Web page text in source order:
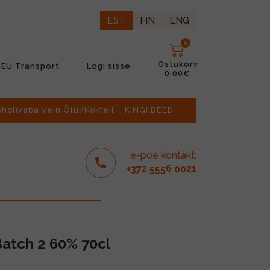
EST FIN ENG
EU Transport Logi sisse
0
Ostukorv
0.00€
Vein Õlu/Kokteil KINGIIDEED
e-poe kontakt:
+372 5556 0021
2 60% 70cl